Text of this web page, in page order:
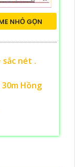
NHỎ GỌN
sắc nét .
Hồng